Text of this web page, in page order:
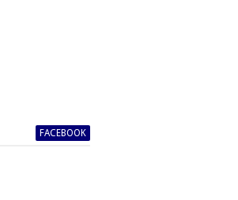
FACEBOOK